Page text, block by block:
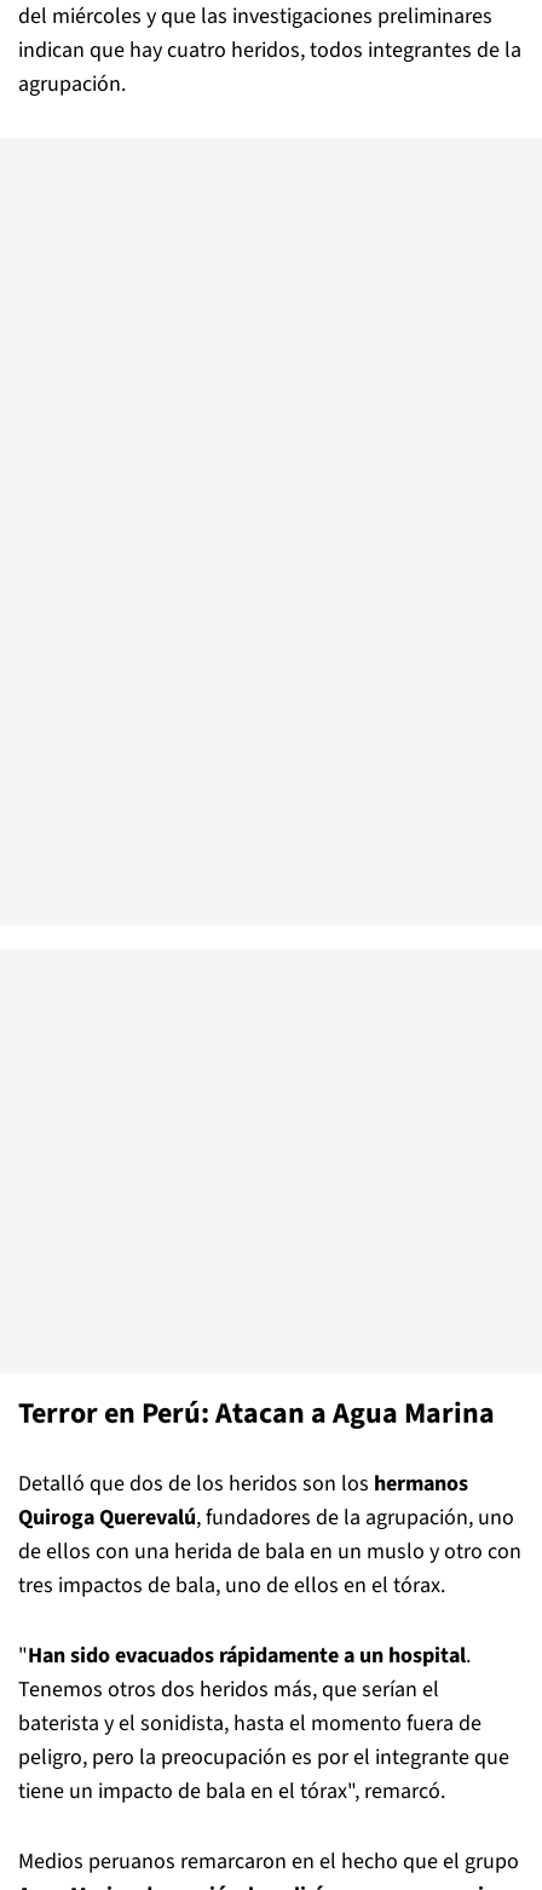
del miércoles y que las investigaciones preliminares
indican que hay cuatro heridos, todos integrantes de la
agrupación.
Terror en Perú: Atacan a Agua Marina
Detalló que dos de los heridos son los hermanos
Quiroga Querevalú, fundadores de la agrupación, uno
de ellos con una herida de bala en un muslo y otro con
tres impactos de bala, uno de ellos en el tórax.
"Han sido evacuados rápidamente a un hospital.
Tenemos otros dos heridos más, que serían el
baterista y el sonidista, hasta el momento fuera de
peligro, pero la preocupación es por el integrante que
tiene un impacto de bala en el tórax", remarcó.
Medios peruanos remarcaron en el hecho que el grupo